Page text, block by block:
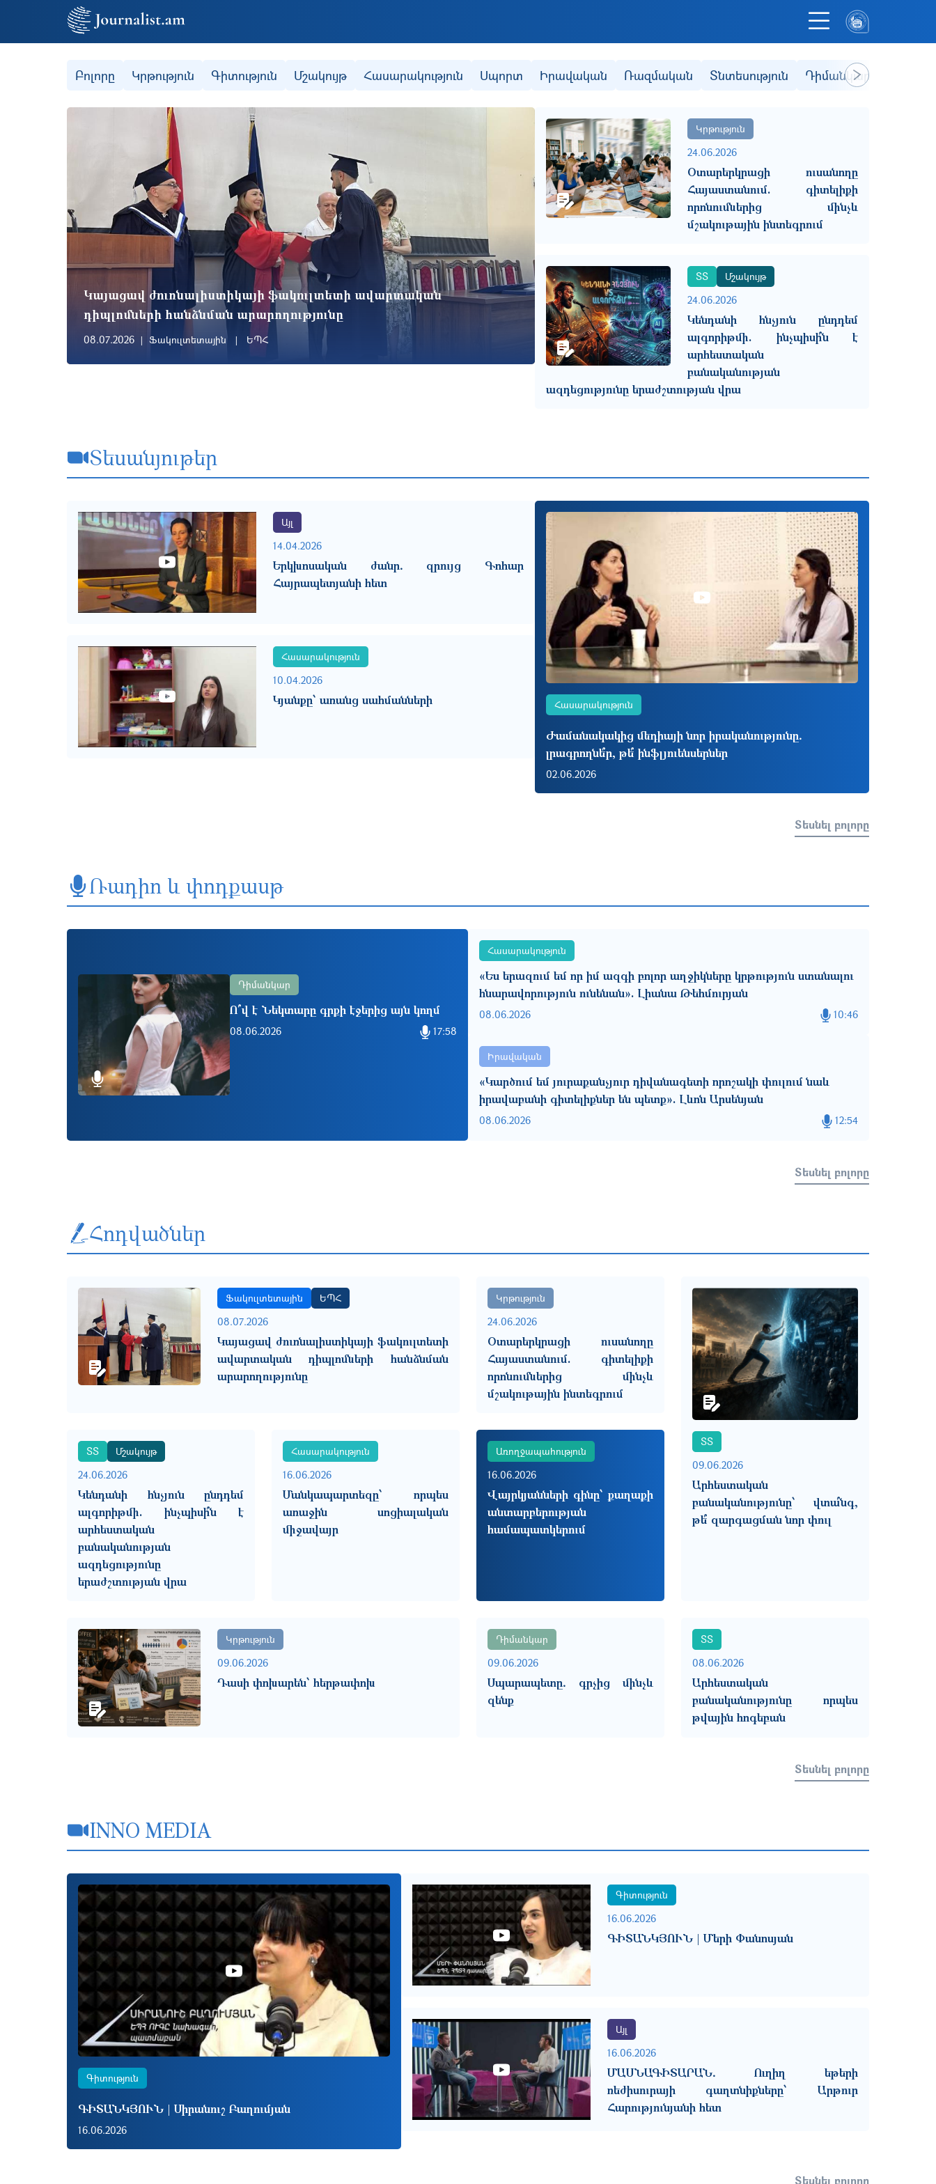
Բոլորը Կրթություն Գիտություն Մշակույթ Հասարակություն Սպորտ Իրավական Ռազմական Տնտեսություն Դիմանկար
Next
Կայացավ ժուռնալիստիկայի ֆակուլտետի ավարտական
դիպլոմների հանձնման արարողությունը
08.07.2026 Ֆակուլտետային ԵՊՀ
Կրթություն
24.06.2026
Օտարերկրացի ուսանողը
Հայաստանում. գիտելիքի
որոնումներից մինչև
մշակութային ինտեգրում
ՏՏ
Մշակույթ
24.06.2026
Կենդանի հնչյուն ընդդեմ
ալգորիթմի. ինչպիսի՞ն է
արհեստական
բանականության
ազդեցությունը երաժշտության վրա
Տեսանյութեր
Հասարակություն
Ժամանակակից մեդիայի նոր իրականությունը․
լրագրողնե՞ր, թե՞ ինֆլյուենսերներ
02.06.2026
Այլ
14.04.2026
Երկխոսական ժանր․ զրույց Գոհար
Հայրապետյանի հետ
Հասարակություն
10.04.2026
Կյանքը՝ առանց սահմանների
Տեսնել բոլորը
Ռադիո և փոդքասթ
Դիմանկար
Ո՞վ է Նեկտարը գրքի էջերից այն կողմ
08.06.2026 17:58
Հասարակություն
«Ես երազում եմ որ իմ ազգի բոլոր աղջիկները կրթություն ստանալու
հնարավորություն ունենան». Լիանա Թեհմուրյան
08.06.2026 10:46
Իրավական
«Կարծում եմ յուրաքանչյուր դիվանագետի որոշակի փուլում նաև
իրավաբանի գիտելիքներ են պետք». Լևոն Արսենյան
08.06.2026 12:54
Տեսնել բոլորը
Հոդվածներ
Ֆակուլտետային
ԵՊՀ
08.07.2026
Կայացավ ժուռնալիստիկայի ֆակուլտետի
ավարտական դիպլոմների հանձնման
արարողությունը
Կրթություն
24.06.2026
Օտարերկրացի ուսանողը
Հայաստանում. գիտելիքի
որոնումներից մինչև
մշակութային ինտեգրում
ՏՏ
Մշակույթ
24.06.2026
Կենդանի հնչյուն ընդդեմ
ալգորիթմի. ինչպիսի՞ն է
արհեստական
բանականության
ազդեցությունը
երաժշտության վրա
Հասարակություն
16.06.2026
Մանկապարտեզը՝ որպես
առաջին սոցիալական
միջավայր
Առողջապահություն
16.06.2026
Վայրկյանների գինը՝ քաղաքի
անտարբերության
համապատկերում
ՏՏ
09.06.2026
Արհեստական
բանականությունը՝ վտա՞նգ,
թե՞ զարգացման նոր փուլ
Կրթություն
09.06.2026
Դասի փոխարեն՝ հերթափոխ
Դիմանկար
09.06.2026
Սպարապետը․ գրչից մինչև
զենք
ՏՏ
08.06.2026
Արհեստական
բանականությունը որպես
թվային հոգեբան
Տեսնել բոլորը
INNO MEDIA
Գիտություն
ԳԻՏԱՆԿՅՈՒՆ | Սիրանուշ Բաղումյան
16.06.2026
Գիտություն
16.06.2026
ԳԻՏԱՆԿՅՈՒՆ | Մերի Փանոսյան
Այլ
16.06.2026
ՄԱՍՆԱԳԻՏԱՐԱՆ․ Ուղիղ եթերի
ռեժիսուրայի գաղտնիքները՝ Արթուր
Հարությունյանի հետ
Տեսնել բոլորը